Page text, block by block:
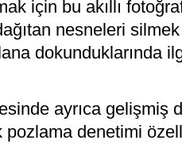
için bu akıllı
nesneleri
dokunduklarında
ayrıca gelişmiş
pozlama denetimi